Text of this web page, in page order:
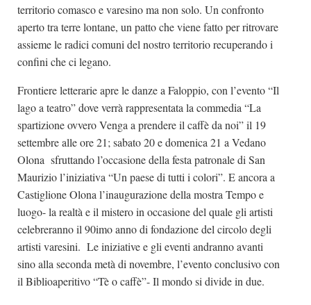
Salone di Torino
Marketing
territorio comasco e varesino ma non solo. Un confronto
aperto tra terre lontane, un patto che viene fatto per ritrovare
assieme le radici comuni del nostro territorio recuperando i
confini che ci legano.
Frontiere letterarie apre le danze a Faloppio, con l’evento “Il
lago a teatro” dove verrà rappresentata la commedia “La
spartizione ovvero Venga a prendere il caffè da noi” il 19
settembre alle ore 21; sabato 20 e domenica 21 a Vedano
Olona sfruttando l’occasione della festa patronale di San
Maurizio l’iniziativa “Un paese di tutti i colori”. E ancora a
Castiglione Olona l’inaugurazione della mostra Tempo e
luogo- la realtà e il mistero in occasione del quale gli artisti
celebreranno il 90imo anno di fondazione del circolo degli
artisti varesini. Le iniziative e gli eventi andranno avanti
sino alla seconda metà di novembre, l’evento conclusivo con
il Biblioaperitivo “Tè o caffè”- Il mondo si divide in due.